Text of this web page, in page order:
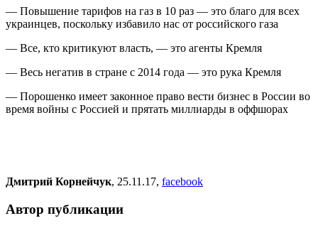
— Повышение тарифов на газ в 10 раз — это благо для всех
украинцев, поскольку избавило нас от российского газа
— Все, кто критикуют власть, — это агенты Кремля
— Весь негатив в стране с 2014 года — это рука Кремля
— Порошенко имеет законное право вести бизнес в России во
время войны с Россией и прятать миллиарды в оффшорах
Дмитрий Корнейчук, 25.11.17, facebook
Автор публикации